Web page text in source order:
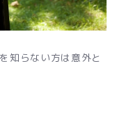
知らない方は意外と